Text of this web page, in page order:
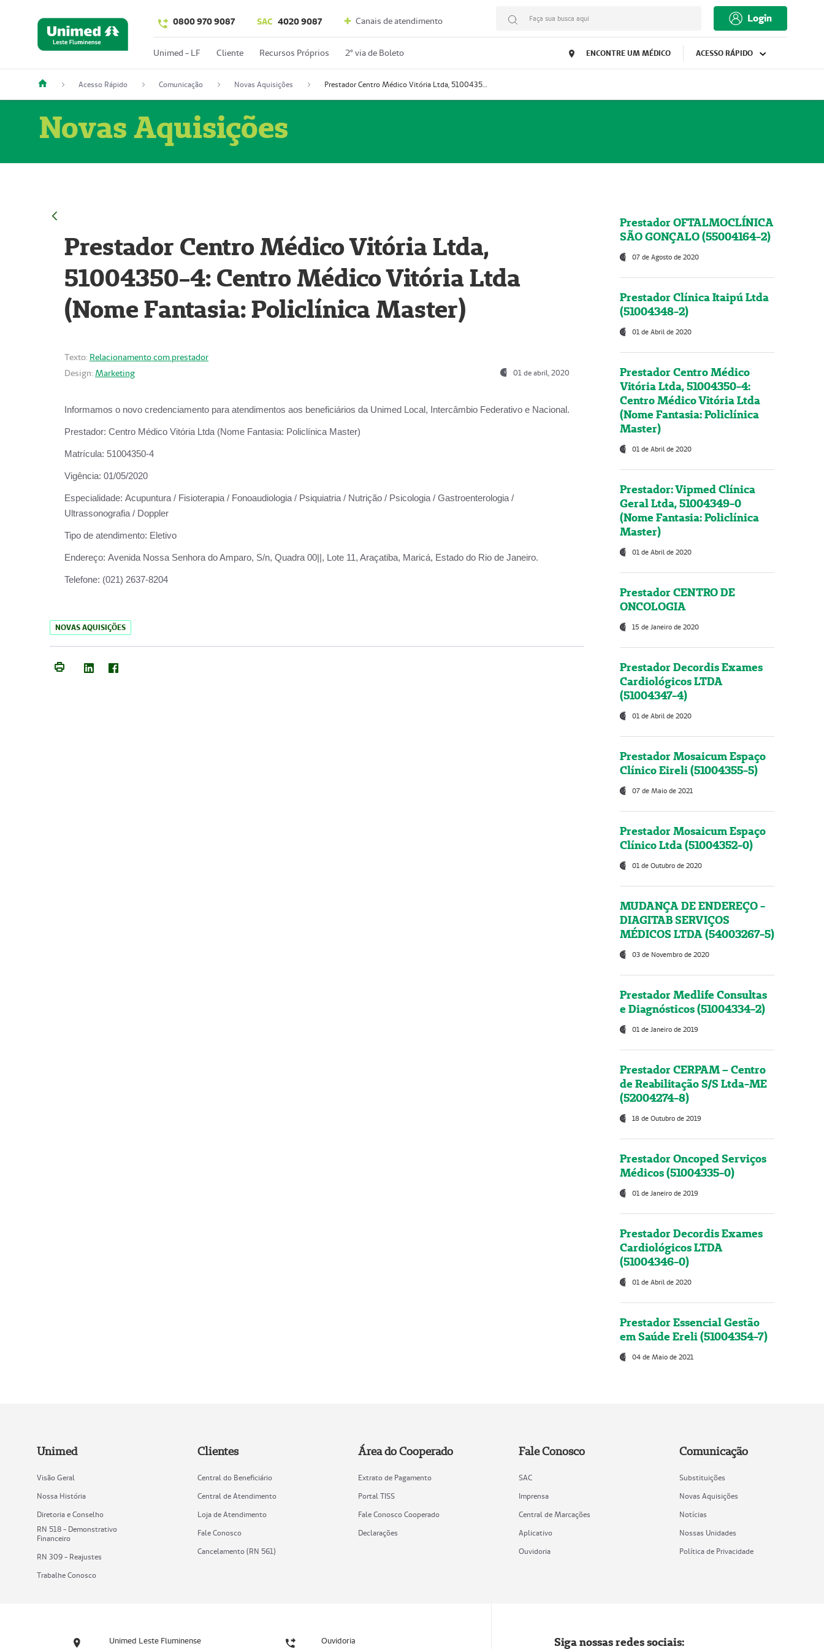
0800 970 9087 SAC 4020 9087 Canais de atendimento Faça sua busca aqui Login
Unimed - LF Cliente Recursos Próprios 2º via de Boleto ENCONTRE UM MÉDICO ACESSO RÁPIDO
Acesso Rápido Comunicação Novas Aquisições Prestador Centro Médico Vitória Ltda, 51004350-4: Centro Médico Vitória Ltda (Nome Fantasia: Policlínica Master)
Novas Aquisições
Prestador Centro Médico Vitória Ltda,
51004350-4: Centro Médico Vitória Ltda
(Nome Fantasia: Policlínica Master)
Texto: Relacionamento com prestador
Design: Marketing 01 de abril, 2020
Informamos o novo credenciamento para atendimentos aos beneficiários da Unimed Local, Intercâmbio Federativo e Nacional.
Prestador: Centro Médico Vitória Ltda (Nome Fantasia: Policlínica Master)
Matrícula: 51004350-4
Vigência: 01/05/2020
Especialidade: Acupuntura / Fisioterapia / Fonoaudiologia / Psiquiatria / Nutrição / Psicologia / Gastroenterologia /
Ultrassonografia / Doppler
Tipo de atendimento: Eletivo
Endereço: Avenida Nossa Senhora do Amparo, S/n, Quadra 00||, Lote 11, Araçatiba, Maricá, Estado do Rio de Janeiro.
Telefone: (021) 2637-8204
NOVAS AQUISIÇÕES
Prestador OFTALMOCLÍNICA
SÃO GONÇALO (55004164-2)
07 de Agosto de 2020
Prestador Clínica Itaipú Ltda
(51004348-2)
01 de Abril de 2020
Prestador Centro Médico
Vitória Ltda, 51004350-4:
Centro Médico Vitória Ltda
(Nome Fantasia: Policlínica
Master)
01 de Abril de 2020
Prestador: Vipmed Clínica
Geral Ltda, 51004349-0
(Nome Fantasia: Policlínica
Master)
01 de Abril de 2020
Prestador CENTRO DE
ONCOLOGIA
15 de Janeiro de 2020
Prestador Decordis Exames
Cardiológicos LTDA
(51004347-4)
01 de Abril de 2020
Prestador Mosaicum Espaço
Clínico Eireli (51004355-5)
07 de Maio de 2021
Prestador Mosaicum Espaço
Clínico Ltda (51004352-0)
01 de Outubro de 2020
MUDANÇA DE ENDEREÇO -
DIAGITAB SERVIÇOS
MÉDICOS LTDA (54003267-5)
03 de Novembro de 2020
Prestador Medlife Consultas
e Diagnósticos (51004334-2)
01 de Janeiro de 2019
Prestador CERPAM – Centro
de Reabilitação S/S Ltda-ME
(52004274-8)
18 de Outubro de 2019
Prestador Oncoped Serviços
Médicos (51004335-0)
01 de Janeiro de 2019
Prestador Decordis Exames
Cardiológicos LTDA
(51004346-0)
01 de Abril de 2020
Prestador Essencial Gestão
em Saúde Ereli (51004354-7)
04 de Maio de 2021
Unimed
Visão Geral
Nossa História
Diretoria e Conselho
RN 518 - Demonstrativo
Financeiro
RN 309 - Reajustes
Trabalhe Conosco
Clientes
Central do Beneficiário
Central de Atendimento
Loja de Atendimento
Fale Conosco
Cancelamento (RN 561)
Área do Cooperado
Extrato de Pagamento
Portal TISS
Fale Conosco Cooperado
Declarações
Fale Conosco
SAC
Imprensa
Central de Marcações
Aplicativo
Ouvidoria
Comunicação
Substituições
Novas Aquisições
Notícias
Nossas Unidades
Política de Privacidade
Unimed Leste Fluminense Ouvidoria Siga nossas redes sociais: